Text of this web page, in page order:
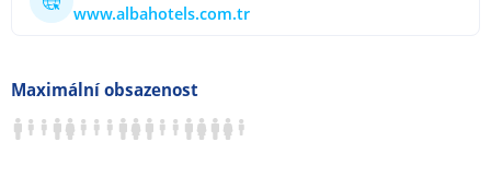
www.albahotels.com.tr
Maximální obsazenost